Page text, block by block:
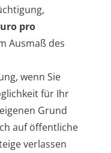
pro
Ausmaß des
wenn Sie
für Ihr
Grund
auf öffentliche
verlassen